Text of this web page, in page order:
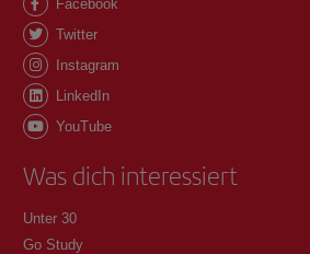
Facebook
Twitter
Instagram
LinkedIn
YouTube
Was dich interessiert
Unter 30
Go Study